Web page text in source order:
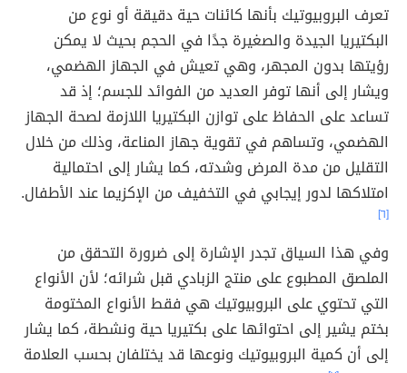
تعرف البروبيوتيك بأنها كائنات حية دقيقة أو نوع من
البكتيريا الجيدة والصغيرة جدًا في الحجم بحيث لا يمكن
رؤيتها بدون المجهر، وهي تعيش في الجهاز الهضمي،
ويشار إلى أنها توفر العديد من الفوائد للجسم؛ إذ قد
تساعد على الحفاظ على توازن البكتيريا اللازمة لصحة الجهاز
الهضمي، وتساهم في تقوية جهاز المناعة، وذلك من خلال
التقليل من مدة المرض وشدته، كما يشار إلى احتمالية
امتلاكها لدور إيجابي في التخفيف من الإكزيما عند الأطفال.
[٦]
وفي هذا السياق تجدر الإشارة إلى ضرورة التحقق من
الملصق المطبوع على منتج الزبادي قبل شرائه؛ لأن الأنواع
التي تحتوي على البروبيوتيك هي فقط الأنواع المختومة
بختم يشير إلى احتوائها على بكتيريا حية ونشطة، كما يشار
إلى أن كمية البروبيوتيك ونوعها قد يختلفان بحسب العلامة